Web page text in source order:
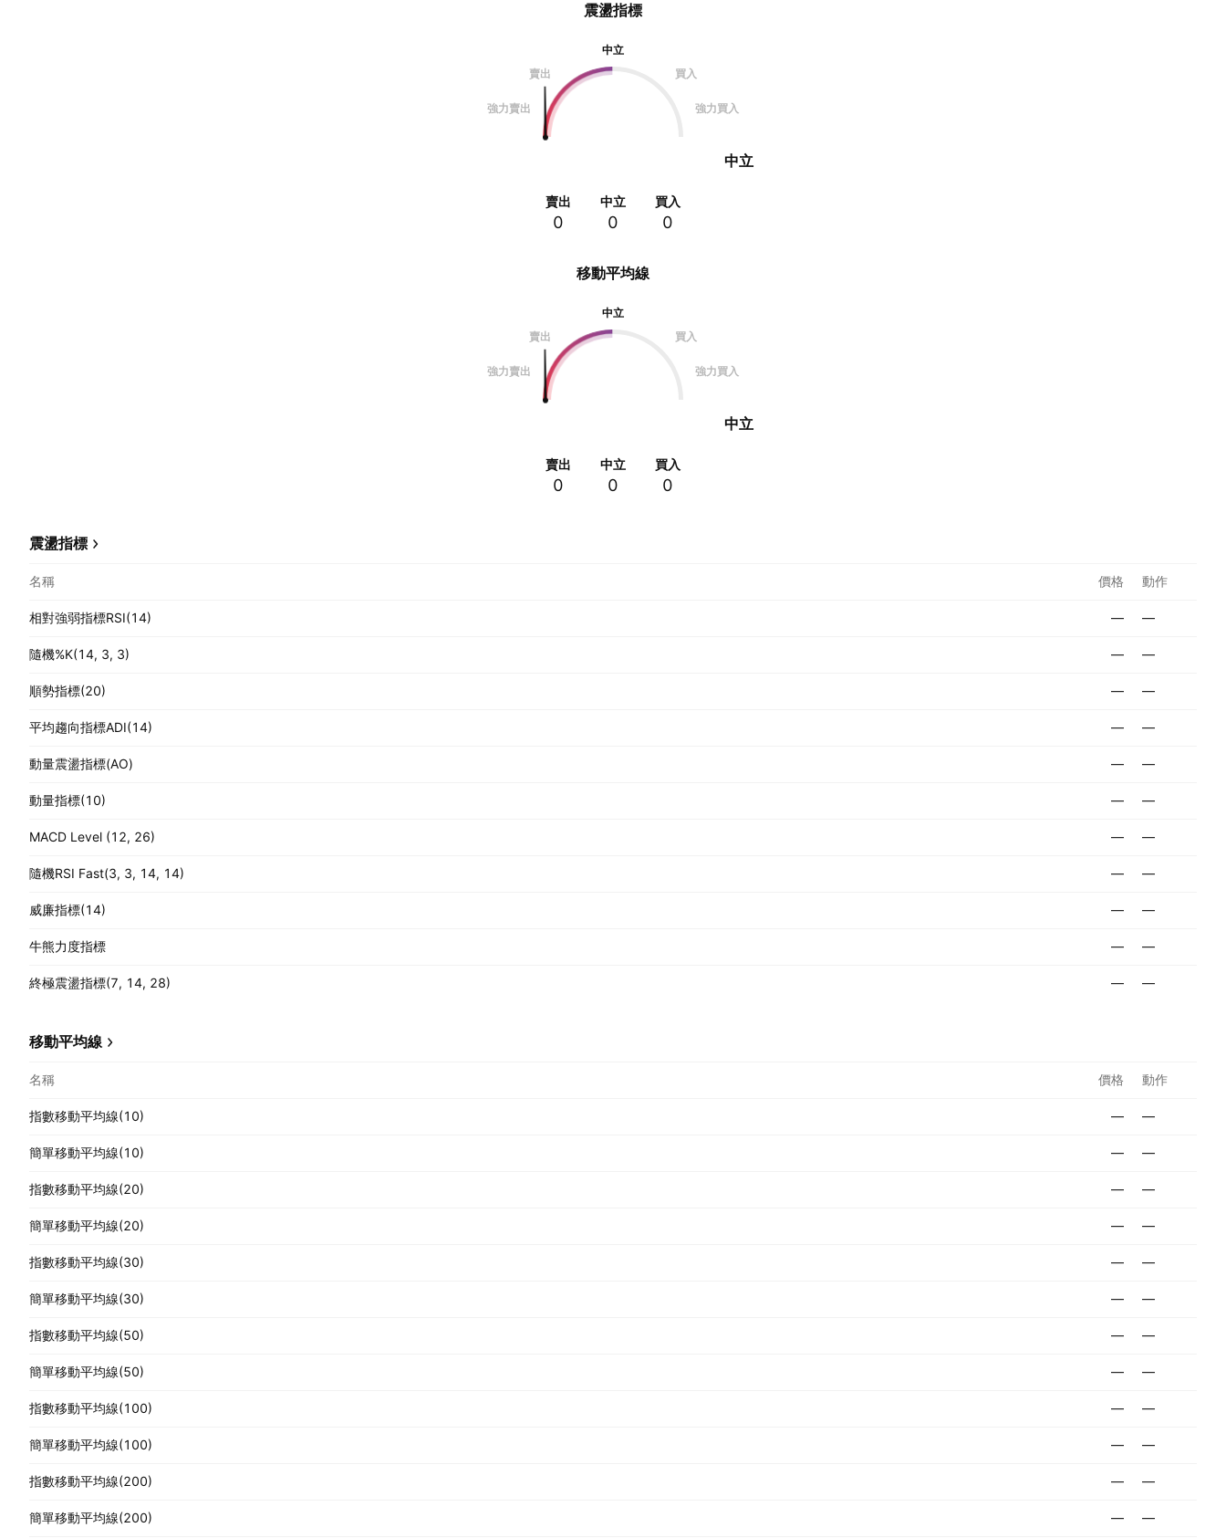
震盪指標
中立
賣出
買入
強力賣出 強力買入
中立
賣出
0
中立
0
買入
0
移動平均線
中立
賣出
買入
強力賣出 強力買入
中立
賣出
0
中立
0
買入
0
震盪指標
名稱 價格 動作
相對強弱指標RSI(14) — —
隨機%K(14, 3, 3) — —
順勢指標(20) — —
平均趨向指標ADI(14) — —
動量震盪指標(AO) — —
動量指標(10) — —
MACD Level (12, 26) — —
隨機RSI Fast(3, 3, 14, 14) — —
威廉指標(14) — —
牛熊力度指標 — —
終極震盪指標(7, 14, 28) — —
移動平均線
名稱 價格 動作
指數移動平均線(10) — —
簡單移動平均線(10) — —
指數移動平均線(20) — —
簡單移動平均線(20) — —
指數移動平均線(30) — —
簡單移動平均線(30) — —
指數移動平均線(50) — —
簡單移動平均線(50) — —
指數移動平均線(100) — —
簡單移動平均線(100) — —
指數移動平均線(200) — —
簡單移動平均線(200) — —